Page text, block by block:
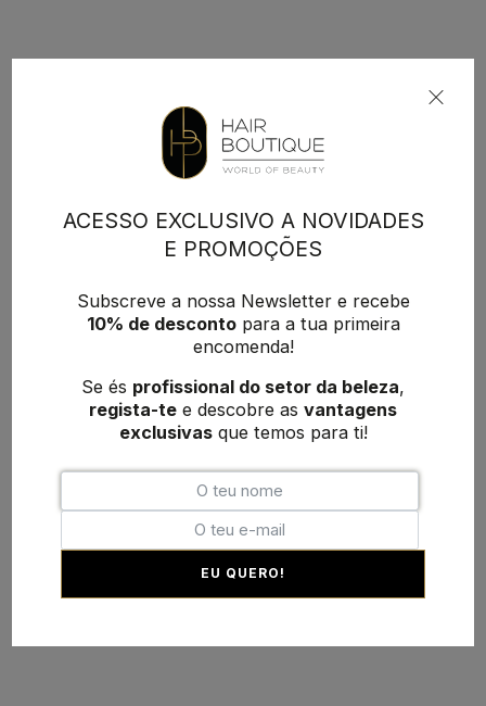
ACESSO EXCLUSIVO A NOVIDADES
E PROMOÇÕES
Subscreve a nossa Newsletter e recebe
10% de descontopara a tua primeira
encomenda!
Se és profissional do setor da beleza,
regista-te e descobre as vantagens
exclusivasque temos para ti!
EU QUERO!